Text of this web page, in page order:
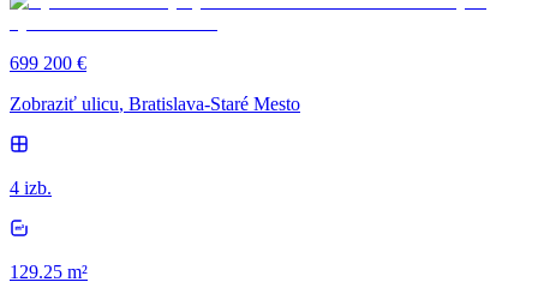
699 200 €
Zobraziť ulicu, Bratislava-Staré Mesto
4 izb.
129.25 m²